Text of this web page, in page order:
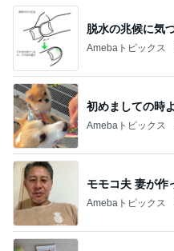
脱水の兆候に気
Amebaトピックス
初めましての時
Amebaトピックス
モモコ夫 妻が作
Amebaトピックス